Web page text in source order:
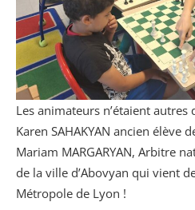
Les animateurs n’étaient autres
Karen SAHAKYAN ancien élève
Mariam MARGARYAN, Arbitre
de la ville d’Abovyan qui vient
Métropole de Lyon !